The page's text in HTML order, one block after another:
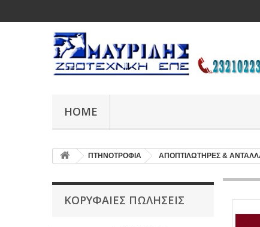
HOME
ΠΤΗΝΟΤΡΟΦΙΑ ΑΠΟΠΤΙΛΩΤΗΡΕΣ &
ΚΟΡΥΦΑΊΕΣ ΠΩΛΉΣΕΙΣ